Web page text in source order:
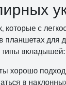
которые с
планшетах для
типы вкладышей:
хорошо
в